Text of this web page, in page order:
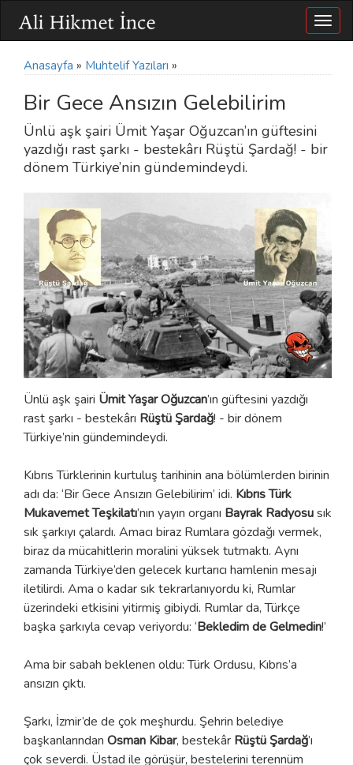
Anasayfa » Muhtelif Yazıları »
Bir Gece Ansızın Gelebilirim
Ünlü aşk şairi Ümit Yaşar Oğuzcan’ın güftesini
yazdığı rast şarkı - bestekârı Rüştü Şardağ! - bir
dönem Türkiye’nin gündemindeydi.
Ünlü aşk şairi Ümit Yaşar Oğuzcan’ın güftesini yazdığı
rast şarkı - bestekârı Rüştü Şardağ! - bir dönem
Türkiye’nin gündemindeydi.
Kıbrıs Türklerinin kurtuluş tarihinin ana bölümlerden birinin
adı da: ‘Bir Gece Ansızın Gelebilirim’ idi. Kıbrıs Türk
Mukavemet Teşkilatı’nın yayın organı Bayrak Radyosusık
sık şarkıyı çalardı. Amacı biraz Rumlara gözdağı vermek,
biraz da mücahitlerin moralini yüksek tutmaktı. Aynı
zamanda Türkiye’den gelecek kurtarıcı hamlenin mesajı
iletilirdi. Ama o kadar sık tekrarlanıyordu ki, Rumlar
üzerindeki etkisini yitirmiş gibiydi. Rumlar da, Türkçe
başka şarkıyla cevap veriyordu: ‘Bekledim de Gelmedin!’
Ama bir sabah beklenen oldu: Türk Ordusu, Kıbrıs’a
ansızın çıktı.
Şarkı, İzmir’de de çok meşhurdu. Şehrin belediye
başkanlarından Osman Kibar, bestekâr Rüştü Şardağ’ı
çok severdi. Üstad ile görüşür, bestelerini terennüm